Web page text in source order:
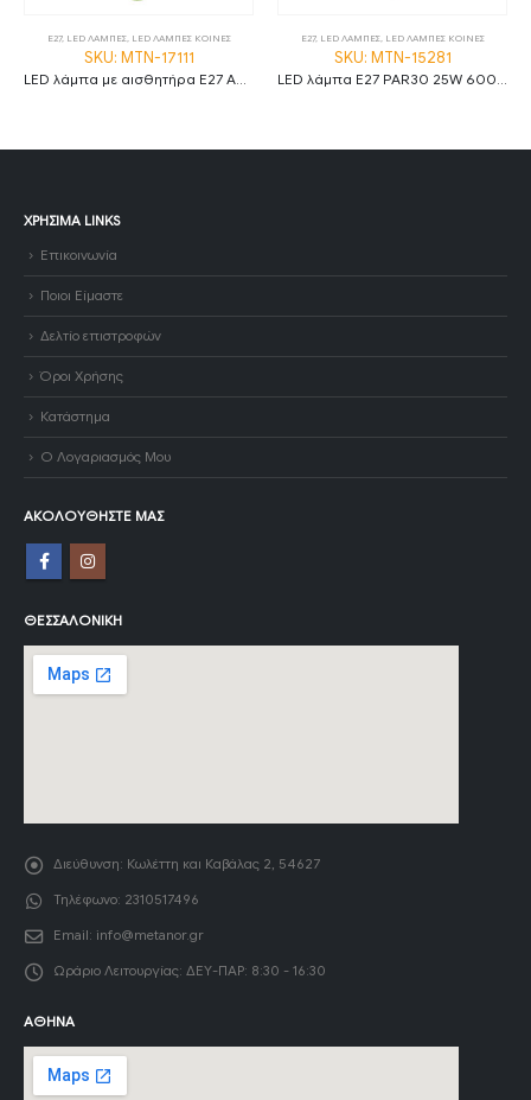
E27, LED ΛΑΜΠΕΣ, LED ΛΑΜΠΕΣ ΚΟΙΝΕΣ
SKU: MTN-17111
E27, LED ΛΑΜΠΕΣ, LED ΛΑΜΠΕΣ ΚΟΙΝΕΣ
SKU: MTN-15281
ΧΡΉΣΙΜΑ LINKS
Επικοινωνία
Ποιοι Είμαστε
Δελτίο επιστροφών
Όροι Χρήσης
Κατάστημα
Ο Λογαριασμός Μου
ΑΚΟΛΟΥΘΉΣΤΕ ΜΑΣ
ΘΕΣΣΑΛΟΝΊΚΗ
Διεύθυνση: Κωλέττη και Καβάλας 2, 54627
Τηλέφωνο: 2310517496
Email: info@metanor.gr
Ωράριο Λειτουργίας: ΔΕΥ-ΠΑΡ: 8:30 - 16:30
ΑΘΉΝΑ